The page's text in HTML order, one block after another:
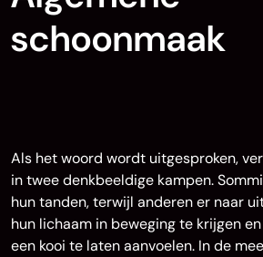
schoonmaak
Als het woord wordt uitgesproken,
in twee denkbeeldige kampen.
hun tanden, terwijl anderen er naar
hun lichaam in beweging te krijgen
een kooi te laten aanvoelen. In de